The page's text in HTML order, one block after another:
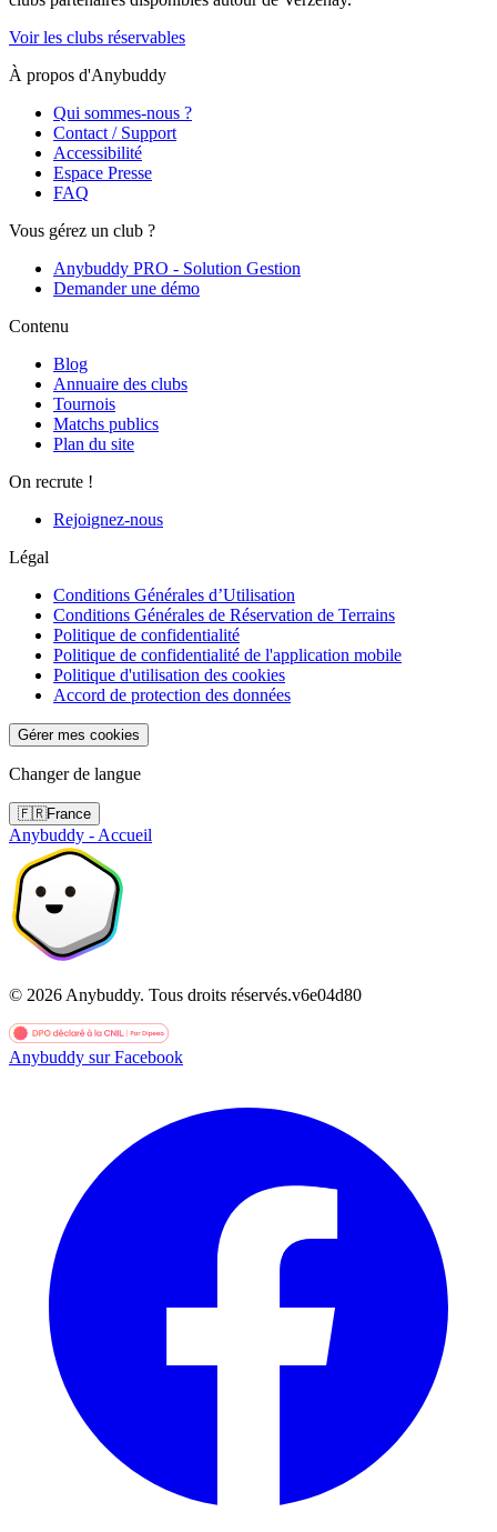
Voir les clubs réservables
À propos d'Anybuddy
Qui sommes-nous ?
Contact / Support
Accessibilité
Espace Presse
FAQ
Vous gérez un club ?
Anybuddy PRO - Solution Gestion
Demander une démo
Contenu
Blog
Annuaire des clubs
Tournois
Matchs publics
Plan du site
On recrute !
Rejoignez-nous
Légal
Conditions Générales d’Utilisation
Conditions Générales de Réservation de Terrains
Politique de confidentialité
Politique de confidentialité de l'application mobile
Politique d'utilisation des cookies
Accord de protection des données
Gérer mes cookies
Changer de langue
🇫🇷France
Anybuddy - Accueil
© 2026 Anybuddy. Tous droits réservés.v6e04d80
Anybuddy sur Facebook